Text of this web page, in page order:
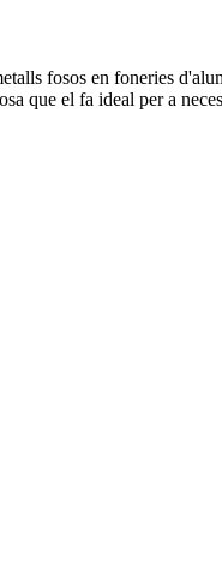
fosos en foneries
que el fa ideal per a